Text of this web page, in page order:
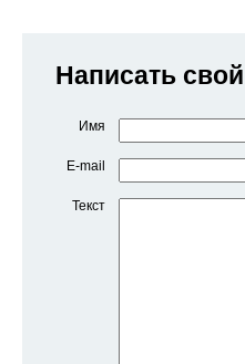
Написать
Имя
E-mail
Текст